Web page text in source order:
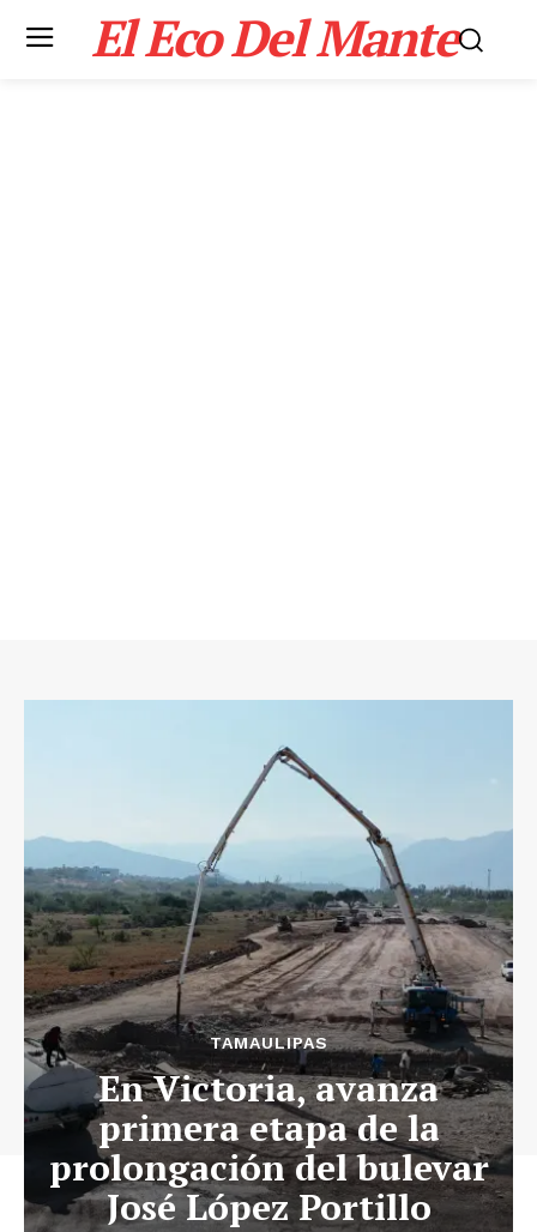
El Eco Del Mante
TAMAULIPAS
En Victoria, avanza
primera etapa de la
prolongación del bulevar
José López Portillo